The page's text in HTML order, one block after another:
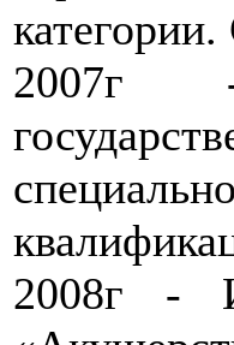
2007г -
2008г -